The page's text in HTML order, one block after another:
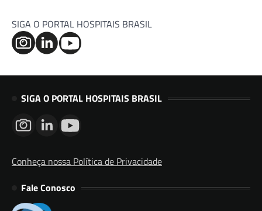
SIGA O PORTAL HOSPITAIS BRASIL
SIGA O PORTAL HOSPITAIS BRASIL
Conheça nossa Política de Privacidade
Fale Conosco